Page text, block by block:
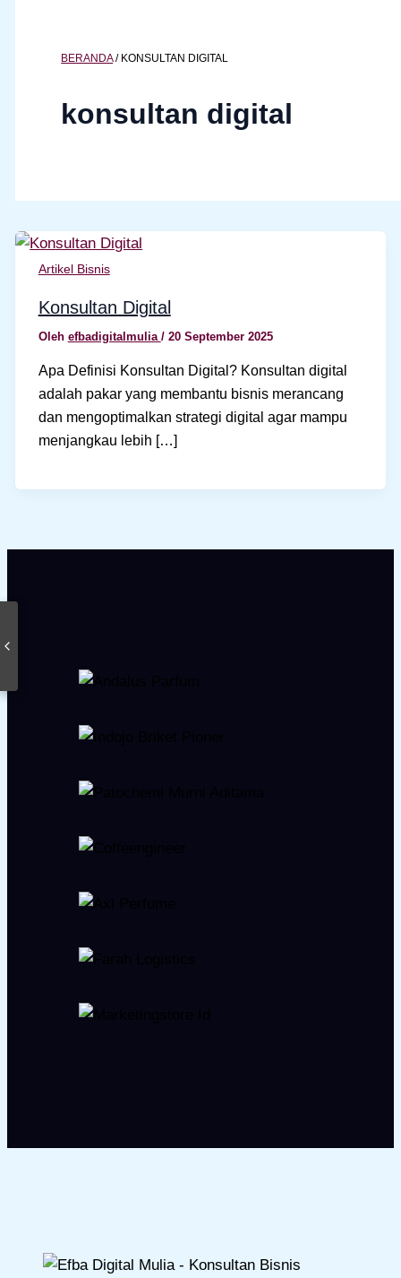
BERANDA/ KONSULTAN DIGITAL
konsultan digital
Artikel Bisnis
Konsultan Digital
Oleh efbadigitalmulia / 20 September 2025
Apa Definisi Konsultan Digital? Konsultan digital
adalah pakar yang membantu bisnis merancang
dan mengoptimalkan strategi digital agar mampu
menjangkau lebih […]